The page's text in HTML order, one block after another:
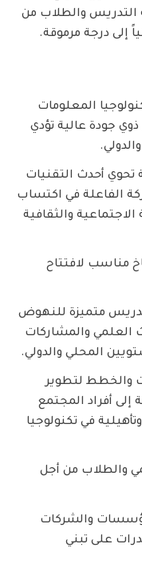
التدريس والطلاب من
إلى درجة مرموقة.
المعلومات
جودة عالية تؤدي
تحوي أحدث التقنيات
الفاعلة في اكتساب
والثقافية
مناسب لافتتاح
متميزة للنهوض
العلمي والمشاركات
المحلي والدولي.
والخطط لتطوير
إلى أفراد المجتمع
في تكنولوجيا
والطلاب من أجل
والشركات
على تبني